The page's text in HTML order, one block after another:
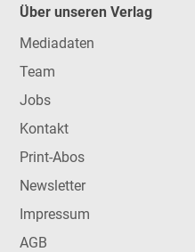
Über unseren Verlag
Mediadaten
Team
Jobs
Kontakt
Print-Abos
Newsletter
Impressum
AGB